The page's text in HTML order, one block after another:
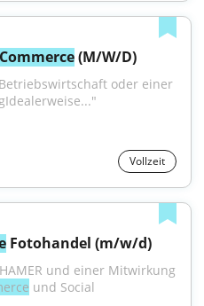
(M/W/D)
oder einer
Vollzeit
Fotohandel (m/w/d)
und einer Mitwirkung